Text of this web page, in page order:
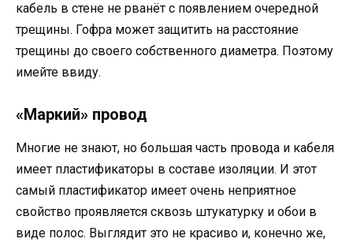
кабель в стене не рванёт с появлением очередной
трещины. Гофра может защитить на расстояние
трещины до своего собственного диаметра. Поэтому
имейте ввиду.
«Маркий» провод
Многие не знают, но большая часть провода и кабеля
имеет пластификаторы в составе изоляции. И этот
самый пластификатор имеет очень неприятное
свойство проявляется сквозь штукатурку и обои в
виде полос. Выглядит это не красиво и, конечно же,